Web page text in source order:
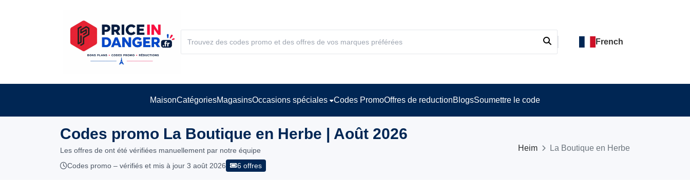
French
MaisonCatégoriesMagasinsOccasions spéciales Codes PromoOffres de reductionBlogsSoumettre le code
Codes promo La Boutique en Herbe | Août 2026
Les offres de ont été vérifiées manuellement par notre équipe
Codes promo – vérifiés et mis à jour 3 août 2026
6 offres
Heim La Boutique en Herbe